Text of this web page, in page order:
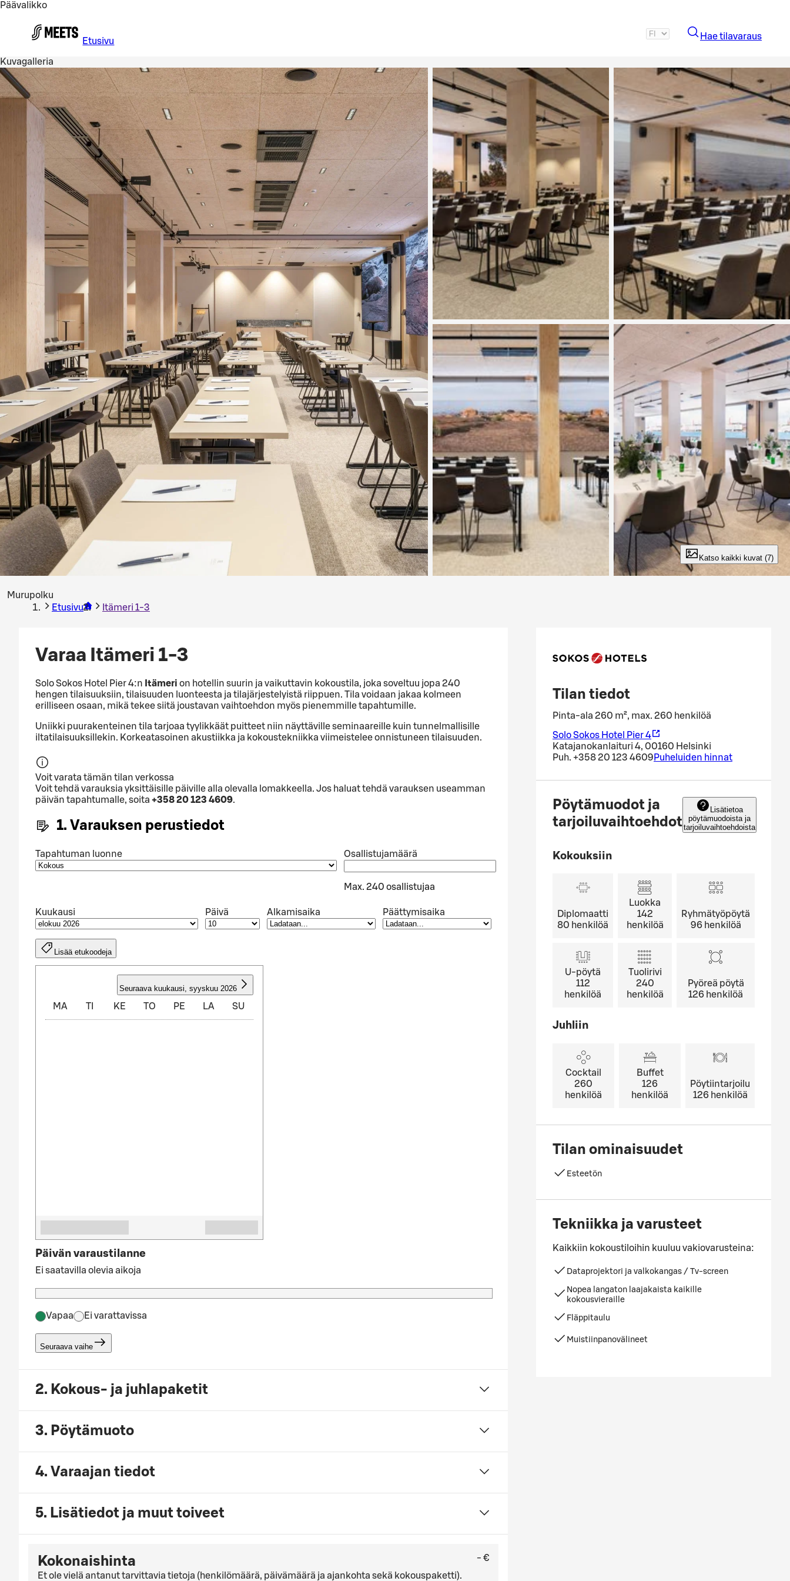
Päävalikko
Etusivu Hae tilavaraus
Kuvagalleria
Katso kuva 1 / 7
Katso kuva 2 / 7 Katso kuva 3 / 7
Katso kuva 4 / 7 Katso kuva 5 / 7
Katso kaikki kuvat (7)
Murupolku
Etusivu
Itämeri 1-3
Varaa Itämeri 1-3
Solo Sokos Hotel Pier 4:n Itämeri on hotellin suurin ja vaikuttavin kokoustila, joka soveltuu jopa 240
hengen tilaisuuksiin, tilaisuuden luonteesta ja tilajärjestelyistä riippuen. Tila voidaan jakaa kolmeen
erilliseen osaan, mikä tekee siitä joustavan vaihtoehdon myös pienemmille tapahtumille.
Uniikki puurakenteinen tila tarjoaa tyylikkäät puitteet niin näyttäville seminaareille kuin tunnelmallisille
iltatilaisuuksillekin. Korkeatasoinen akustiikka ja kokoustekniikka viimeistelee onnistuneen tilaisuuden.
Voit varata tämän tilan verkossa
Voit tehdä varauksia yksittäisille päiville alla olevalla lomakkeella. Jos haluat tehdä varauksen useamman
päivän tapahtumalle, soita +358 20 123 4609.
Tilan tiedot
Pinta-ala 260 m², max. 260 henkilöä
Solo Sokos Hotel Pier 4
Katajanokanlaituri 4, 00160 Helsinki
Puh. +358 20 123 4609 Puheluiden hinnat
Pöytämuodot ja
tarjoiluvaihtoehdot
Lisätietoa
pöytämuodoista ja
tarjoiluvaihtoehdoista
Kokouksiin
Diplomaatti
80 henkilöä
Luokka
142
henkilöä
Ryhmätyöpöytä
96 henkilöä
U-pöytä
112
henkilöä
Tuolirivi
240
henkilöä
Pyöreä pöytä
126 henkilöä
Juhliin
Cocktail
260
henkilöä
Buffet
126
henkilöä
Pöytiintarjoilu
126 henkilöä
Tilan ominaisuudet
Esteetön
Tekniikka ja varusteet
Kaikkiin kokoustiloihin kuuluu vakiovarusteina:
Dataprojektori ja valkokangas / Tv-screen
Nopea langaton laajakaista kaikille
kokousvieraille
Fläppitaulu
Muistiinpanovälineet
1. Varauksen perustiedot
Tapahtuman luonne Osallistujamäärä
Max. 240 osallistujaa
Kuukausi Päivä Alkamisaika Päättymisaika
Lisää etukoodeja
ELOKUU 2026
Seuraava kuukausi syyskuu 2026
MA TI KE TO PE LA SU
Päivän varaustilanne
Ei saatavilla olevia aikoja
Vapaa Ei varattavissa
Seuraava vaihe
2. Kokous- ja juhlapaketit
3. Pöytämuoto
4. Varaajan tiedot
5. Lisätiedot ja muut toiveet
Kokonaishinta
- €
Et ole vielä antanut tarvittavia tietoja (henkilömäärä, päivämäärä ja ajankohta sekä kokouspaketti).